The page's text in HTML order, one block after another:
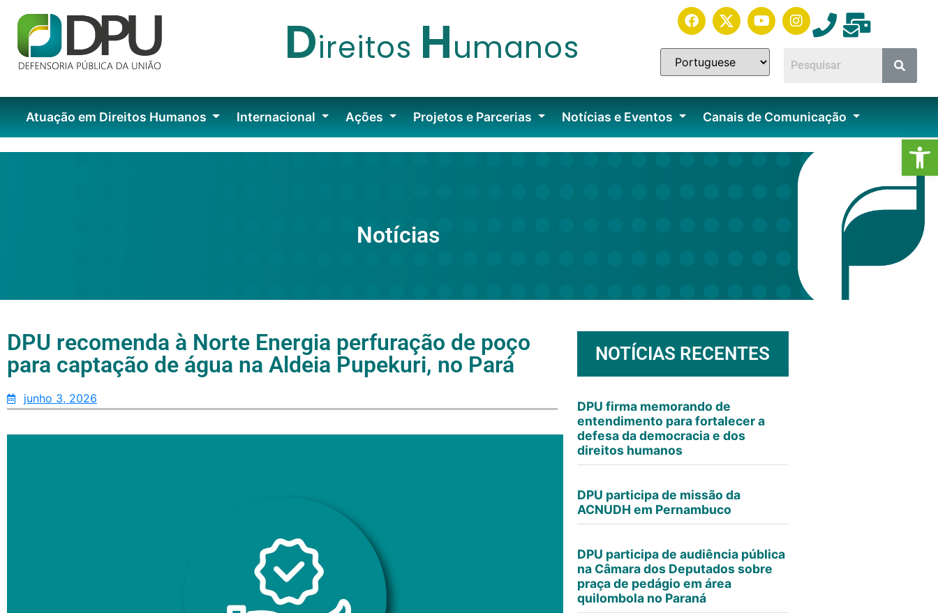
Direitos Humanos
Atuação em Direitos Humanos Internacional Ações Projetos e Parcerias Notícias e Eventos Canais de Comunicação
Notícias
DPU recomenda à Norte Energia perfuração de poço
para captação de água na Aldeia Pupekuri, no Pará
junho 3, 2026
NOTÍCIAS RECENTES
DPU firma memorando de
entendimento para fortalecer a
defesa da democracia e dos
direitos humanos
DPU participa de missão da
ACNUDH em Pernambuco
DPU participa de audiência pública
na Câmara dos Deputados sobre
praça de pedágio em área
quilombola no Paraná